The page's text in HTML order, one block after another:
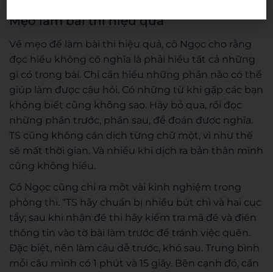
Mẹo làm bài thi hiệu quả
Về mẹo để làm bài thi hiệu quả, cô Ngọc cho rằng
đọc hiểu không có nghĩa là phải hiểu tất cả những
gì có trong bài. Chỉ cần hiểu những phần nào có thể
giúp làm được câu hỏi. Có những từ khi gặp các bạn
không biết cũng không sao. Hãy bỏ qua, rồi đọc
những phần trước, phần sau, để đoán được nghĩa.
TS cũng không cần dịch từng chữ một, vì như thế
sẽ mất thời gian. Và nhiều khi dịch ra bản thân mình
cũng không hiểu.
Cô Ngọc cũng chỉ ra một vài kinh nghiệm trong
phòng thi. “TS hãy chuẩn bị nhiều bút chì và hai cục
tẩy; sau khi nhận đề thi hãy kiểm tra mã đề và điền
thông tin vào tờ bài làm trước để tránh việc quên.
Đặc biệt, nên làm câu dễ trước, khó sau. Trung bình
mỗi câu mình có 1 phút và 15 giây. Bên cạnh đó, cần